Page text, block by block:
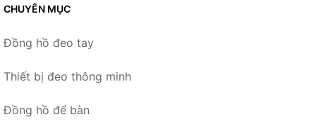
CHUYÊN MỤC
Đồng hồ đeo tay
Thiết bị đeo thông minh
Đồng hồ để bàn